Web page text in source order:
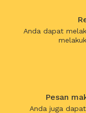
Anda dapat
Pesan
Anda juga